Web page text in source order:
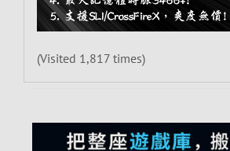
(Visited 1,817 times)